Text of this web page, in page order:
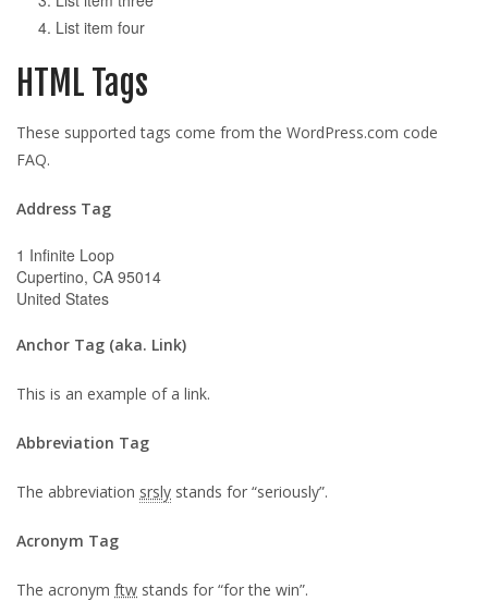
List item four
HTML Tags
These supported tags come from the WordPress.com code
FAQ.
Address Tag
1 Infinite Loop
Cupertino, CA 95014
United States
Anchor Tag (aka. Link)
This is an example of a link.
Abbreviation Tag
The abbreviation srsly stands for “seriously”.
Acronym Tag
The acronym ftw stands for “for the win”.